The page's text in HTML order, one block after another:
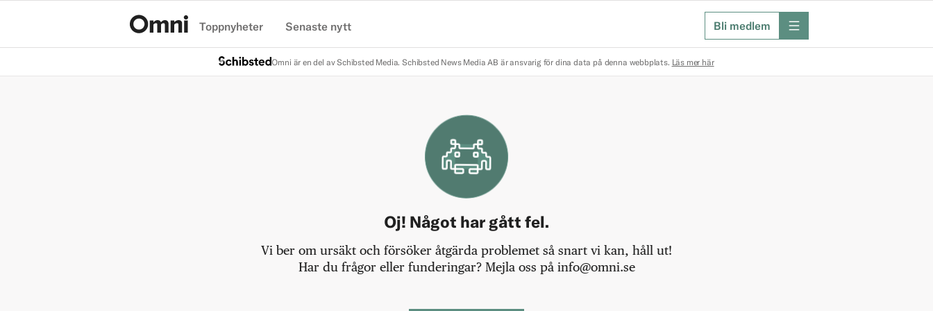
Toppnyheter Senaste nytt Bli medlem meny
Omni är en del av Schibsted Media. Schibsted News Media AB är ansvarig för dina data på denna webbplats. Läs mer här
Oj! Något har gått fel.
Vi ber om ursäkt och försöker åtgärda problemet så snart vi kan, håll ut!
Har du frågor eller funderingar? Mejla oss på info@omni.se